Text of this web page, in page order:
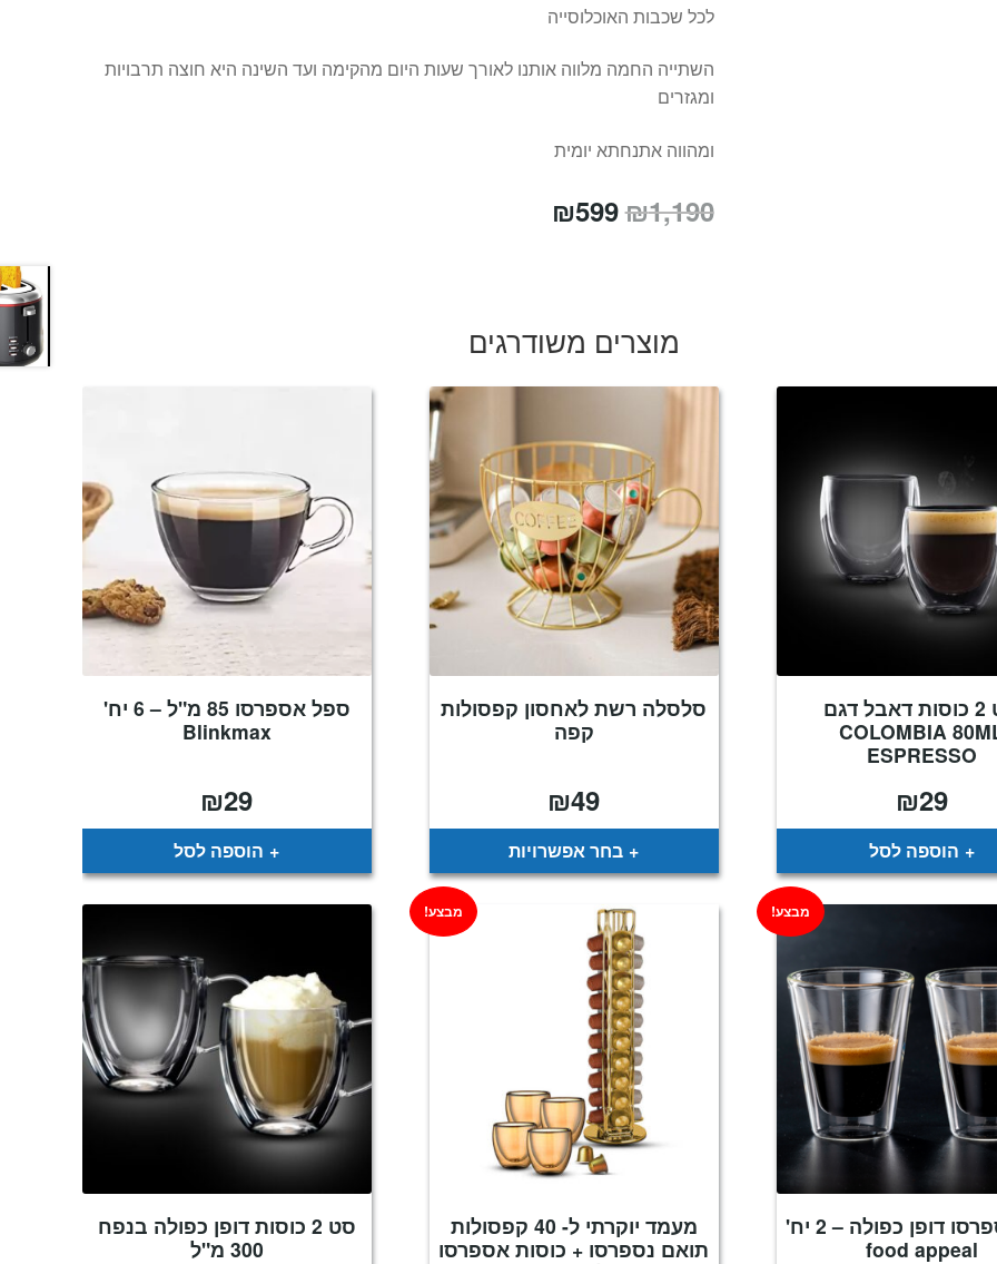
לכל שכבות האוכלוסייה
השתייה החמה מלווה אותנו לאורך שעות היום מהקימה ועד השינה היא חוצה תרבויות
ומגזרים
ומהווה אתנחתא יומית
₪1,190
המחיר
₪1,190.
₪599
₪599.
מוצרים משודרגים
סט 2 כוסות דאבל דגם
COLOMBIA
ESPRESSO
₪29
הוספה לסל
סלסלה רשת לאחסון קפסולות
קפה
₪49
בחר אפשרויות
ספל אספרסו 85 מ"ל – 6 יח'
Blinkmax
₪29
הוספה לסל
כוס אספרסו דופן כפולה – 2 יח'
food appeal
מבצע!
מעמד יוקרתי ל- 40 קפסולות
תואם נספרסו + כוסות אספרסו
מבצע!
סט 2 כוסות דופן כפולה בנפח
300 מ"ל